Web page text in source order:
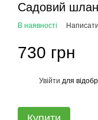
Садовий
В наявності Написати
730 грн
Увійти для